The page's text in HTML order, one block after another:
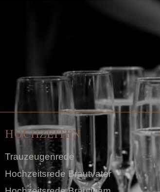
HOCHZEITEN
Trauzeugenrede
Hochzeitsrede Brautvater